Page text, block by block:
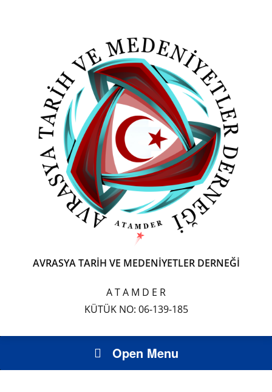
AVRASYA TARİH VE MEDENİYETLER DERNEĞİ
A T A M D E R
KÜTÜK NO: 06-139-185
Open Menu